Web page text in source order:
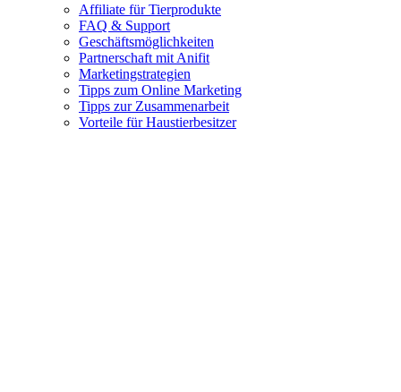
Affiliate für Tierprodukte
FAQ & Support
Geschäftsmöglichkeiten
Partnerschaft mit Anifit
Marketingstrategien
Tipps zum Online Marketing
Tipps zur Zusammenarbeit
Vorteile für Haustierbesitzer